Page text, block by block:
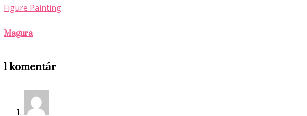
Figure Painting
Magura
1 komentár